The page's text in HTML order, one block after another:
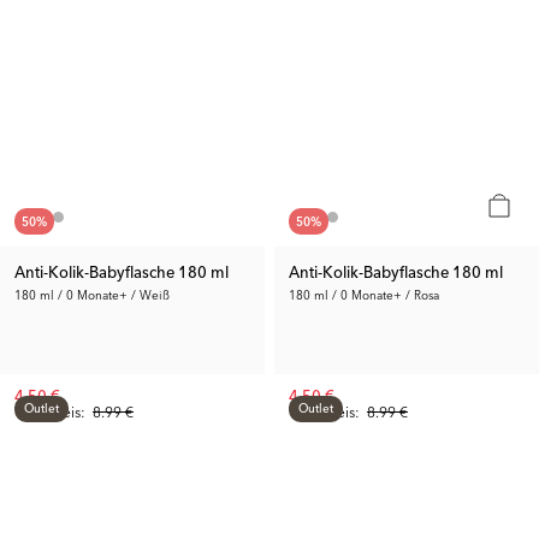
50%
Anti-Kolik-Babyflasche 180 ml
180 ml / 0 Monate+ / Weiß
Vorh. Preis: 8.99 €
4.50 €
50%
Anti-Kolik-Babyflasche 180 ml
180 ml / 0 Monate+ / Rosa
Vorh. Preis: 8.99 €
4.50 €
Outlet Outlet